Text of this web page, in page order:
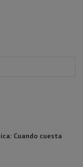
Cuando cuesta